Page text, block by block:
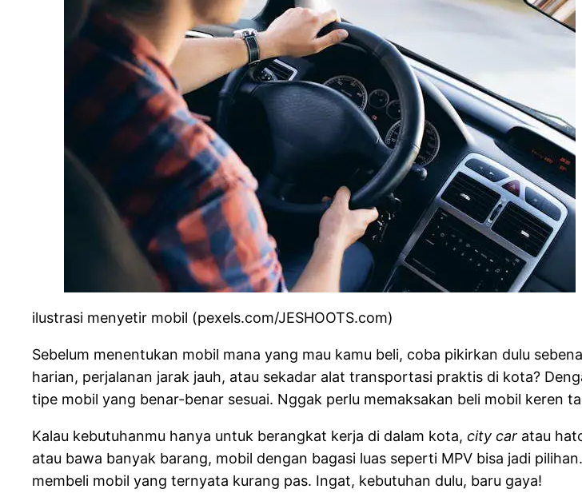
ilustrasi menyetir mobil (pexels.com/JESHOOTS.com)
Sebelum menentukan mobil mana yang mau kamu beli, coba pikirkan dulu
harian, perjalanan jarak jauh, atau sekadar alat transportasi praktis di kota?
tipe mobil yang benar-benar sesuai. Nggak perlu memaksakan beli mobil keren
Kalau kebutuhanmu hanya untuk berangkat kerja di dalam kota, city car atau
atau bawa banyak barang, mobil dengan bagasi luas seperti MPV bisa jadi
membeli mobil yang ternyata kurang pas. Ingat, kebutuhan dulu, baru gaya!